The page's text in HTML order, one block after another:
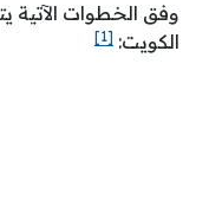
وفق الخطوات الآتية
الكويت: [1]